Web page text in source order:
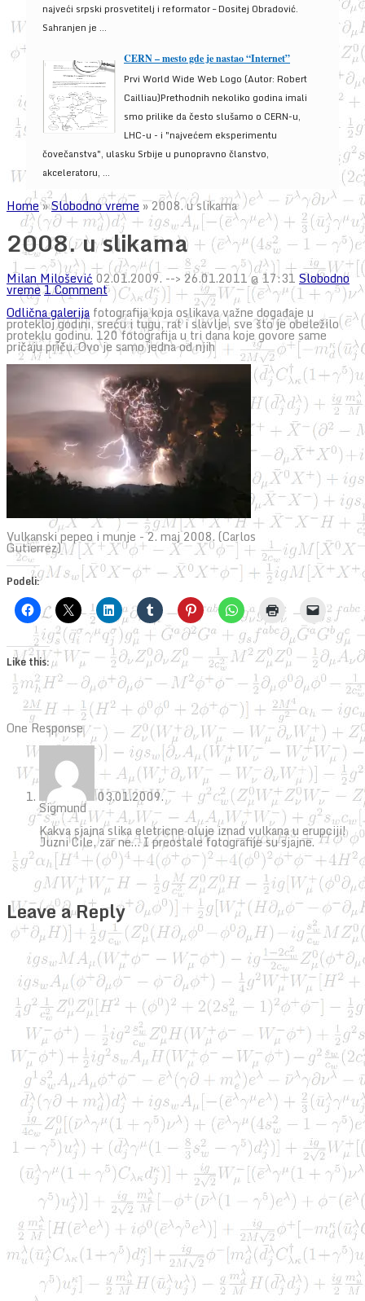
najveći srpski prosvetitelj i reformator – Dositej Obradović.
Sahranjen je ...
CERN – mesto gde je nastao “Internet”
Prvi World Wide Web Logo (Autor: Robert
Cailliau)Prethodnih nekoliko godina imali
smo prilike da često slušamo o CERN-u,
LHC-u - i "najvećem eksperimentu
čovečanstva", ulasku Srbije u punopravno članstvo,
akceleratoru, ...
Home»Slobodno vreme »2008. u slikama
2008. u slikama
Milan Milošević 02.01.2009. --> 26.01.2011 @ 17:31 Slobodno
vreme1 Comment
Odlična galerija fotografija koja oslikava važne događaje u
protekloj godini, sreću i tugu, rat i slavlje, sve što je obeležilo
proteklu godinu. 120 fotografija u tri dana koje govore same
pričaju priču. Ovo je samo jedna od njih
Vulkanski pepeo i munje - 2. maj 2008. (Carlos
Gutierrez)
Podeli:
Like this:
One Response
03.01.2009.
Sigmund
Kakva sjajna slika eletricne oluje iznad vulkana u erupciji!
Juzni Cile, zar ne… I preostale fotografije su sjajne.
Leave a Reply